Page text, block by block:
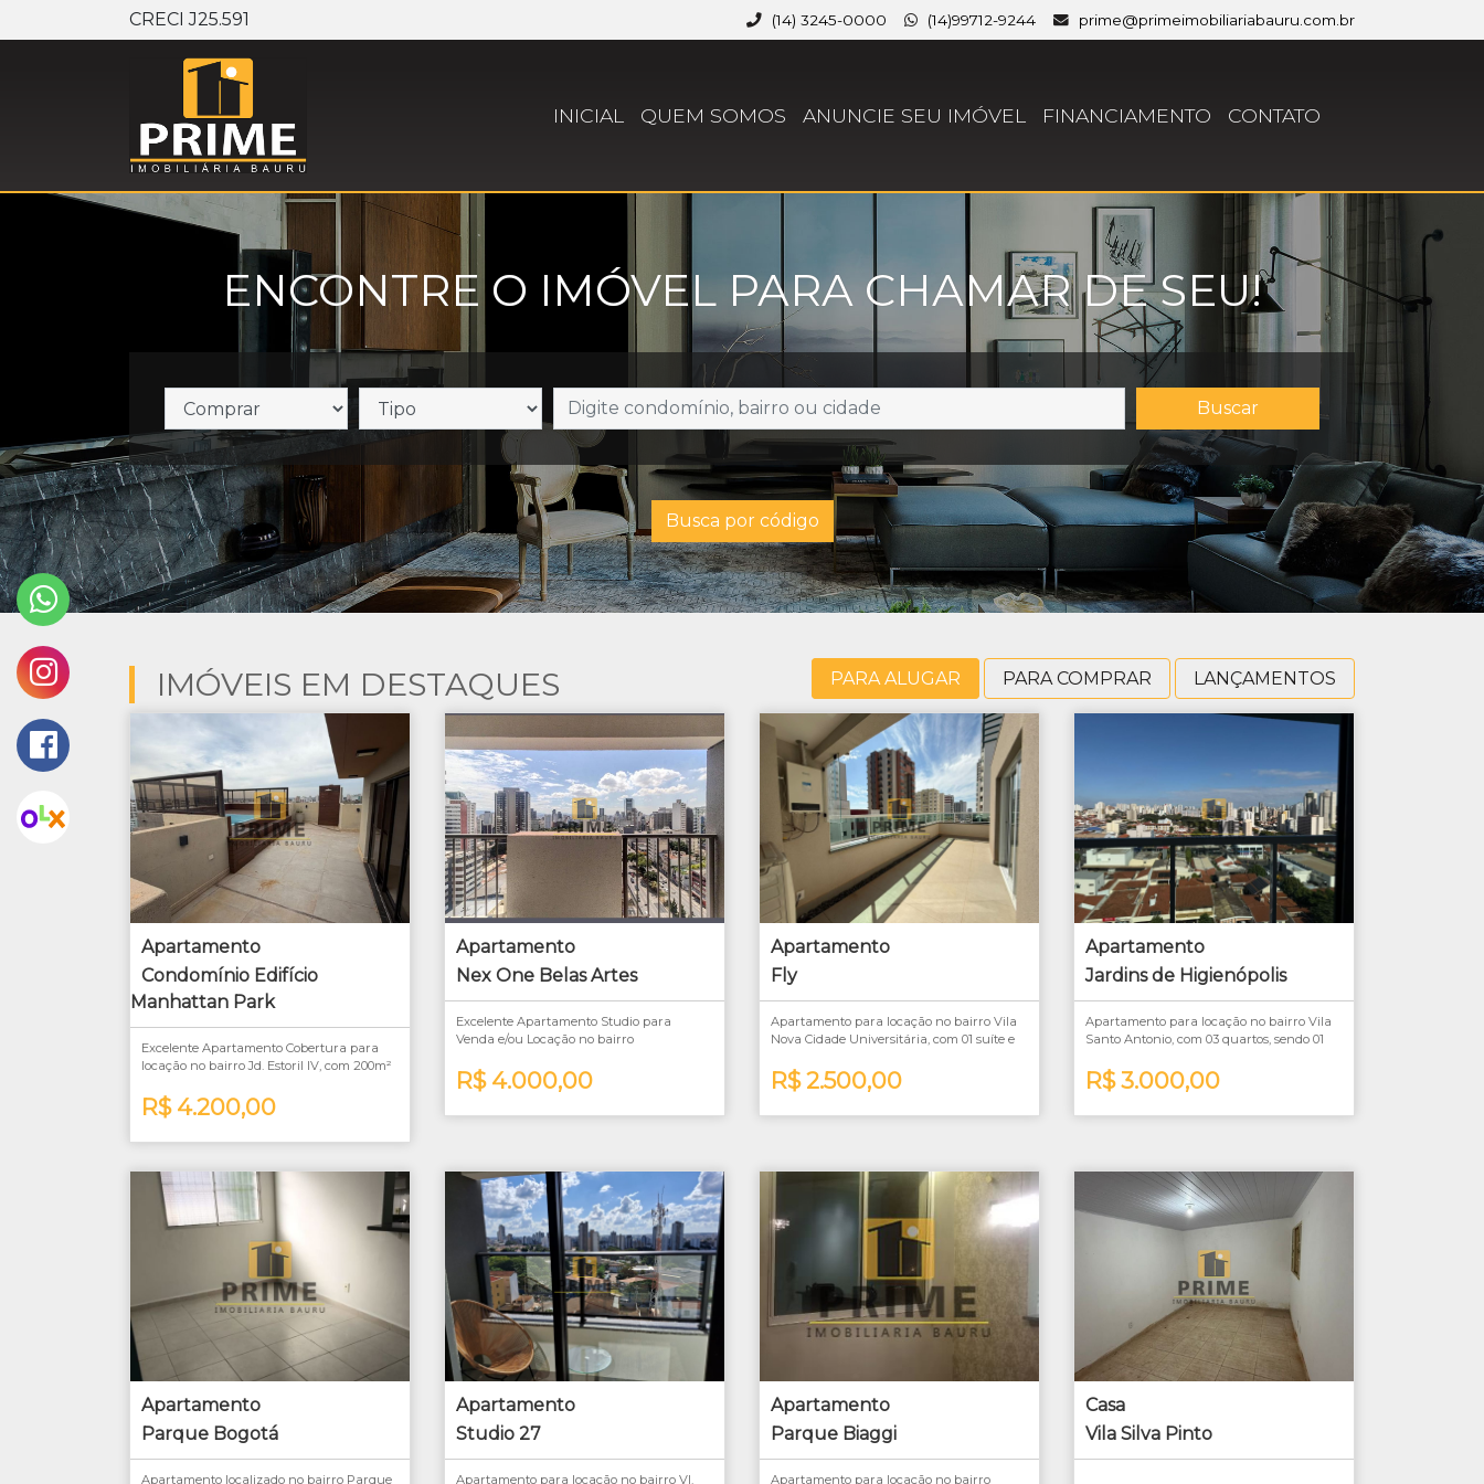
CRECI J25.591 (14) 3245-0000 (14)99712-9244 prime@primeimobiliariabauru.com.br
INICIAL QUEM SOMOS ANUNCIE SEU IMÓVEL FINANCIAMENTO CONTATO
ENCONTRE O IMÓVEL PARA CHAMAR DE SEU!
Buscar
Busca por código
IMÓVEIS EM DESTAQUES PARA ALUGAR PARA COMPRAR LANÇAMENTOS
Apartamento
Condomínio Edifício
Manhattan Park
Excelente Apartamento Cobertura para
locação no bairro Jd. Estoril IV, com 200m²
R$ 4.200,00
Apartamento
Nex One Belas Artes
Excelente Apartamento Studio para
Venda e/ou Locação no bairro
Localização privilegiada.
R$ 4.000,00
Apartamento
Fly
Apartamento para locação no bairro Vila
Nova Cidade Universitária, com 01 suíte e
Fica localizado de frente ao aeroclube de
Bauru, fácil acesso a USP, Bauru
R$ 2.500,00
Apartamento
Jardins de Higienópolis
Apartamento para locação no bairro Vila
Santo Antonio, com 03 quartos, sendo 01
Próximo ao Jd. Bela Vista.
R$ 3.000,00
Apartamento
Parque Bogotá
Apartamento localizado no bairro Parque
Apartamento
Studio 27
Apartamento para locação no bairro Vl.
Apartamento
Parque Biaggi
Apartamento para locação no bairro
Casa
Vila Silva Pinto